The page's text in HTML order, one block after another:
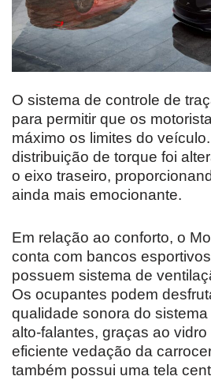
O sistema de controle de
para permitir que os
máximo os limites do
distribuição de torque foi
o eixo traseiro,
ainda mais emocionante.
Em relação ao conforto, o
conta com bancos
possuem sistema de
Os ocupantes podem
qualidade sonora do
alto-falantes, graças ao
eficiente vedação da
também possui uma tela